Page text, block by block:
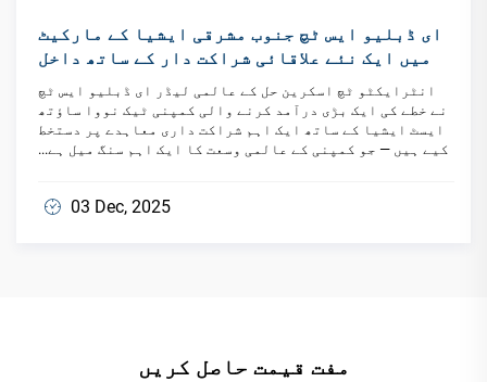
ای ڈبلیو ایس ٹچ جنوب مشرقی ایشیا کے مارکیٹ
میں ایک نئے علاقائی شراکت دار کے ساتھ داخل
ہوتا ہے
انٹرایکٹو ٹچ اسکرین حل کے عالمی لیڈر ای ڈبلیو ایس ٹچ
نے خطے کی ایک بڑی درآمد کرنے والی کمپنی ٹیک نووا ساؤتھ
ایسٹ ایشیا کے ساتھ ایک اہم شراکت داری معاہدے پر دستخط
کیے ہیں — جو کمپنی کے عالمی وسعت کا ایک اہم سنگ میل ہے...
03 Dec, 2025
مفت قیمت حاصل کریں